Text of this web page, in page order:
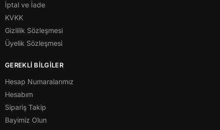
İptal ve İade
KVKK
Gizlilik Sözleşmesi
Üyelik Sözleşmesi
GEREKLİ BİLGİLER
Hesap Numaralarımız
Hesabım
Sipariş Takip
Bayimiz Olun